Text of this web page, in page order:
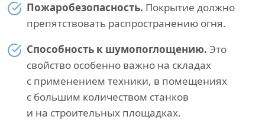
Пожаробезопасность. Покрытие должно
препятствовать распространению огня.
Способность к шумопоглощению. Это
свойство особенно важно на складах
с применением техники, в помещениях
с большим количеством станков
и на строительных площадках.